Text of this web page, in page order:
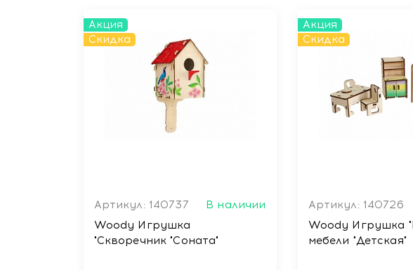
Акция
Скидка
Артикул: 140737
В наличии
Woody Игрушка
"Скворечник "Соната"
Акция
Скидка
Артикул: 140726
Woody Игрушка "Набор
мебели "Детская"